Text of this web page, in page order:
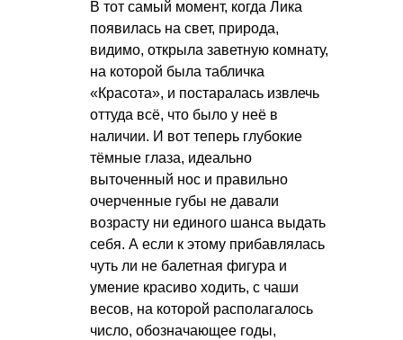
В тот самый момент, когда Лика
появилась на свет, природа,
видимо, открыла заветную комнату,
на которой была табличка
«Красота», и постаралась извлечь
оттуда всё, что было у неё в
наличии. И вот теперь глубокие
тёмные глаза, идеально
выточенный нос и правильно
очерченные губы не давали
возрасту ни единого шанса выдать
себя. А если к этому прибавлялась
чуть ли не балетная фигура и
умение красиво ходить, с чаши
весов, на которой располагалось
число, обозначающее годы,